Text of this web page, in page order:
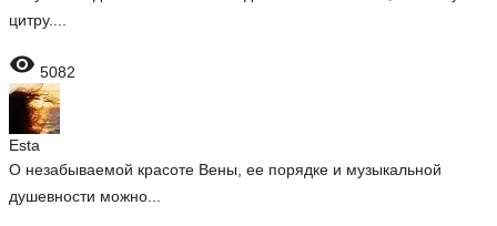
цитру....
 5082
Esta
О незабываемой красоте Вены, ее порядке и музыкальной
душевности можно...